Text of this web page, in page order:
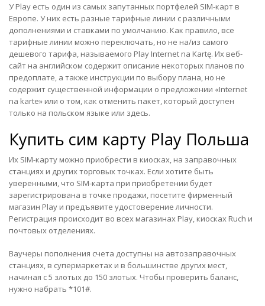
У Play есть один из самых запутанных портфелей SIM-карт в
Европе. У них есть разные тарифные линии с различными
дополнениями и ставками по умолчанию. Как правило, все
тарифные линии можно переключать, но не на/из самого
дешевого тарифа, называемого Play Internet na Kartę. Их веб-
сайт на английском содержит описание некоторых планов по
предоплате, а также инструкции по выбору плана, но не
содержит существенной информации о предложении «Internet
na karte» или о том, как отменить пакет, который доступен
только на польском языке или здесь.
Купить сим карту Play Польша
Их SIM-карту можно приобрести в киосках, на заправочных
станциях и других торговых точках. Если хотите быть
уверенными, что SIM-карта при приобретении будет
зарегистрирована в точке продажи, посетите фирменный
магазин Play и предъявите удостоверение личности.
Регистрация происходит во всех магазинах Play, киосках Ruch и
почтовых отделениях.
Ваучеры пополнения счета доступны на автозаправочных
станциях, в супермаркетах и ​​в большинстве других мест,
начиная с 5 злотых до 150 злотых. Чтобы проверить баланс,
нужно набрать *101#.